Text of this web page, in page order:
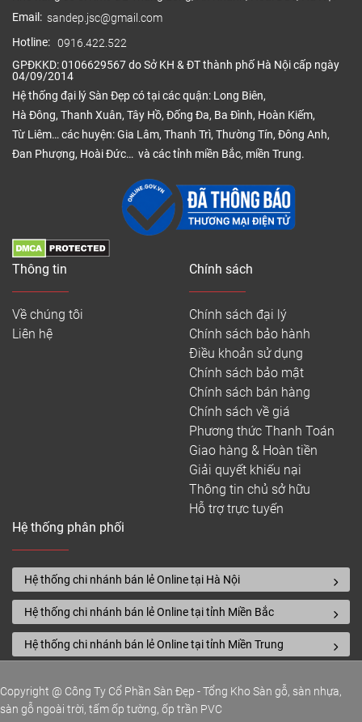
Email: sandep.jsc@gmail.com
Hotline: 0916.422.522
GPĐKKD: 0106629567 do Sở KH & ĐT thành phố Hà Nội cấp ngày
04/09/2014
Hệ thống đại lý Sàn Đẹp có tại các quận: Long Biên,
Hà Đông, Thanh Xuân, Tây Hồ, Đống Đa, Ba Đình, Hoàn Kiếm,
Từ Liêm… các huyện: Gia Lâm, Thanh Trì, Thường Tín, Đông Anh,
Đan Phượng, Hoài Đức… và các tỉnh miền Bắc, miền Trung.
Thông tin
Về chúng tôi
Liên hệ
Chính sách
Chính sách đại lý
Chính sách bảo hành
Điều khoản sử dụng
Chính sách bảo mật
Chính sách bán hàng
Chính sách về giá
Phương thức Thanh Toán
Giao hàng & Hoàn tiền
Giải quyết khiếu nại
Thông tin chủ sở hữu
Hỗ trợ trực tuyến
Hệ thống phân phối
Hệ thống chi nhánh bán lẻ Online tại Hà Nội
Hệ thống chi nhánh bán lẻ Online tại tỉnh Miền Bắc
Hệ thống chi nhánh bán lẻ Online tại tỉnh Miền Trung
Copyright @ Công Ty Cổ Phần Sàn Đẹp - Tổng Kho Sàn gỗ, sàn nhựa,
sàn gỗ ngoài trời, tấm ốp tường, ốp trần PVC